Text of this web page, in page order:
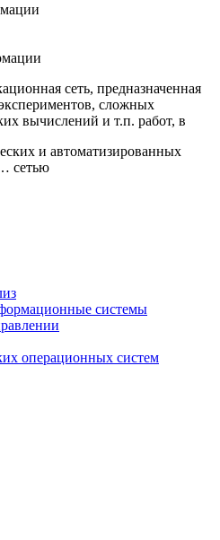
сеть, предназначенная
сложных
вычислений и т.п. работ, в
и автоматизированных
сетью
системы
операционных систем